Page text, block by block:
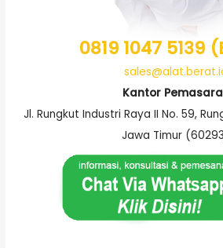
0819 1047 5139
Kantor
Jl. Rungkut Industri Raya II No. 59,
Jawa Timur